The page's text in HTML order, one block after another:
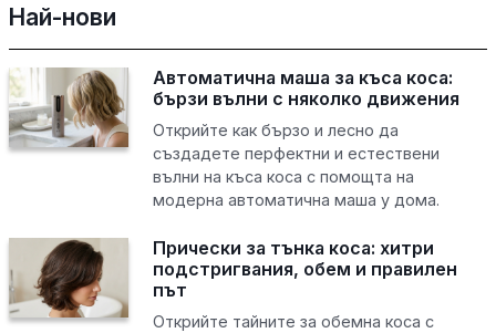
Най-нови
Автоматична маша за къса коса:
бързи вълни с няколко движения
Открийте как бързо и лесно да
създадете перфектни и естествени
вълни на къса коса с помощта на
модерна автоматична маша у дома.
Прически за тънка коса: хитри
подстригвания, обем и правилен
път
Открийте тайните за обемна коса с